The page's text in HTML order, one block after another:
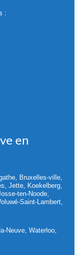
:
en
Bruxelles-ville,
Jette, Koekelberg,
ten-Noode,
Saint-Lambert,
Neuve, Waterloo,